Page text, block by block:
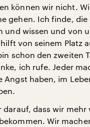
können wir nicht.
gehen. Ich finde, die
und wissen und von
von seinem Platz
schon den zweiten
ich rufe. Jeder
Angst haben, im
darauf, dass wir mehr
Wir